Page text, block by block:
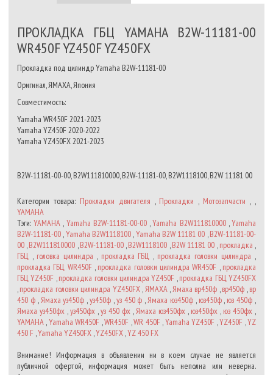
ПРОКЛАДКА ГБЦ YAMAHA B2W-11181-00
WR450F YZ450F YZ450FX
Прокладка под цилиндр Yamaha B2W-11181-00
Оригинал, ЯМАХА, Япония
Совместимость:
Yamaha WR450F 2021-2023
Yamaha YZ450F 2020-2022
Yamaha YZ450FX 2021-2023
B2W-11181-00-00, B2W111810000, B2W-11181-00, B2W1118100, B2W 11181 00
Категории товара: Прокладки двигателя , Прокладки , Мотозапчасти , ,
YAMAHA
Тэги:YAMAHA , Yamaha B2W-11181-00-00,Yamaha B2W111810000,Yamaha
B2W-11181-00 ,Yamaha B2W1118100,Yamaha B2W 11181 00 ,B2W-11181-00-
00 ,B2W111810000 ,B2W-11181-00,B2W1118100 ,B2W 11181 00 ,прокладка ,
ГБЦ , головка цилиндра , прокладка ГБЦ , прокладка головки цилиндра ,
прокладка ГБЦ WR450F, прокладка головки цилиндра WR450F , прокладка
ГБЦ YZ450F ,прокладка головки цилиндра YZ450F ,прокладка ГБЦ YZ450FX
,прокладка головки цилиндра YZ450FX,ЯМАХА,Ямаха вр450ф ,вр450ф ,вр
450 ф,Ямаха уз450ф ,уз450ф ,уз 450 ф ,Ямаха юз450ф, юз450ф, юз 450ф ,
Ямаха уз450фх ,уз450фх ,уз 450 фх ,Ямаха юз450фх , юз450фх , юз 450фх ,
YAMAHA ,Yamaha WR450F ,WR450F ,WR 450F,Yamaha YZ450F ,YZ450F ,YZ
450 F ,Yamaha YZ450FX ,YZ450FX ,YZ 450 FX
Внимание! Информация в объявлении ни в коем случае не является
публичной офертой, информация может быть неполна или неверна.